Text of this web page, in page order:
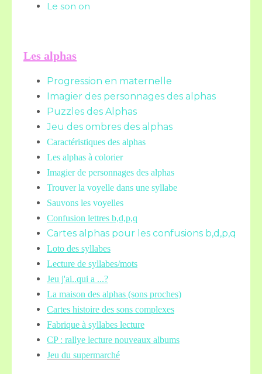
Le son on
Les alphas
Progression en maternelle
Imagier des personnages des alphas
Puzzles des Alphas
Jeu des ombres des alphas
Caractéristiques des alphas
Les alphas à colorier
Imagier de personnages des alphas
Trouver la voyelle dans une syllabe
Sauvons les voyelles
Confusion lettres b,d,p,q
Cartes alphas pour les confusions b,d,p,q
Loto des syllabes
Lecture de syllabes/mots
Jeu j'ai..qui a ...?
La maison des alphas (sons proches)
Cartes histoire des sons complexes
Fabrique à syllabes lecture
CP : rallye lecture nouveaux albums
Jeu du supermarché